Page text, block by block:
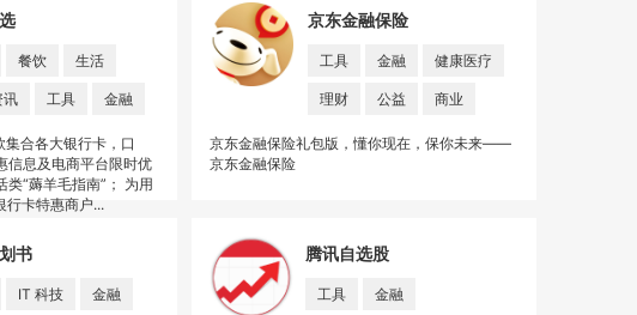
餐饮 生活
讯 工具 金融
集合各大银行卡，口
信息及电商平台限时优
“薅羊毛指南”； 为用
行卡特惠商户...
京东金融保险
工具 金融 健康医疗
理财 公益 商业
京东金融保险礼包版，懂你现在，保你未来——
京东金融保险
书
IT 科技 金融
腾讯自选股
工具 金融